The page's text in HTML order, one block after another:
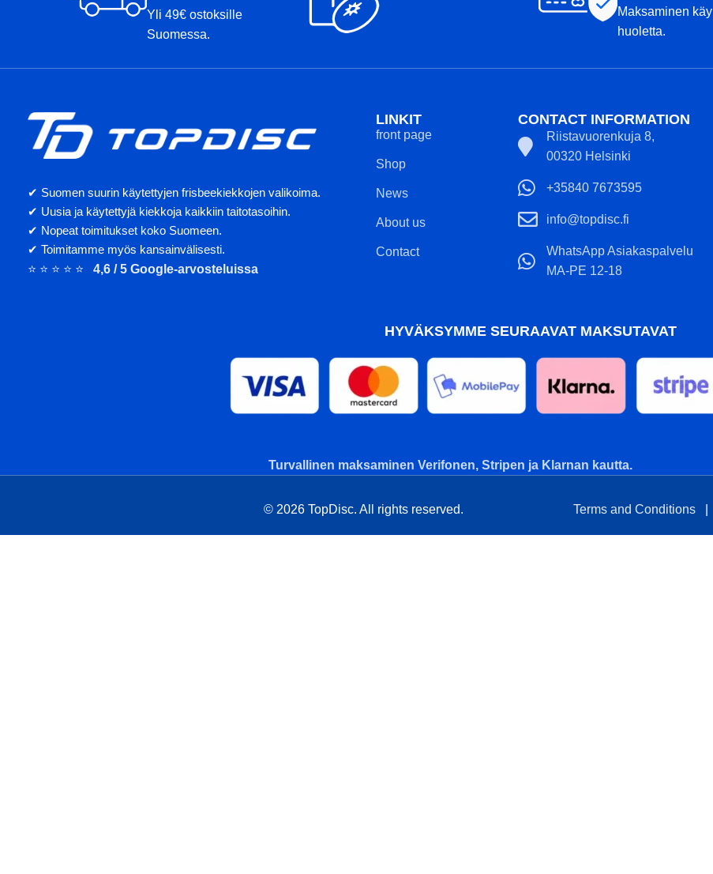
Yli 49€ ostoksille
Suomessa.
Maksaminen käy
huoletta.
✔ Suomen suurin käytettyjen frisbeekiekkojen valikoima.
✔ Uusia ja käytettyjä kiekkoja kaikkiin taitotasoihin.
✔ Nopeat toimitukset koko Suomeen.
✔ Toimitamme myös kansainvälisesti.
⭐ ⭐ ⭐ ⭐ ⭐ 4,6 / 5 Google-arvosteluissa
LINKIT
front page
Shop
News
About us
Contact
CONTACT INFORMATION
Riistavuorenkuja 8,
00320 Helsinki
+35840 7673595
info@topdisc.fi
WhatsApp Asiakaspalvelu
MA-PE 12-18
HYVÄKSYMME SEURAAVAT MAKSUTAVAT
Turvallinen maksaminen Verifonen, Stripen ja Klarnan kautta.
© 2026 TopDisc. All rights reserved. Terms and Conditions